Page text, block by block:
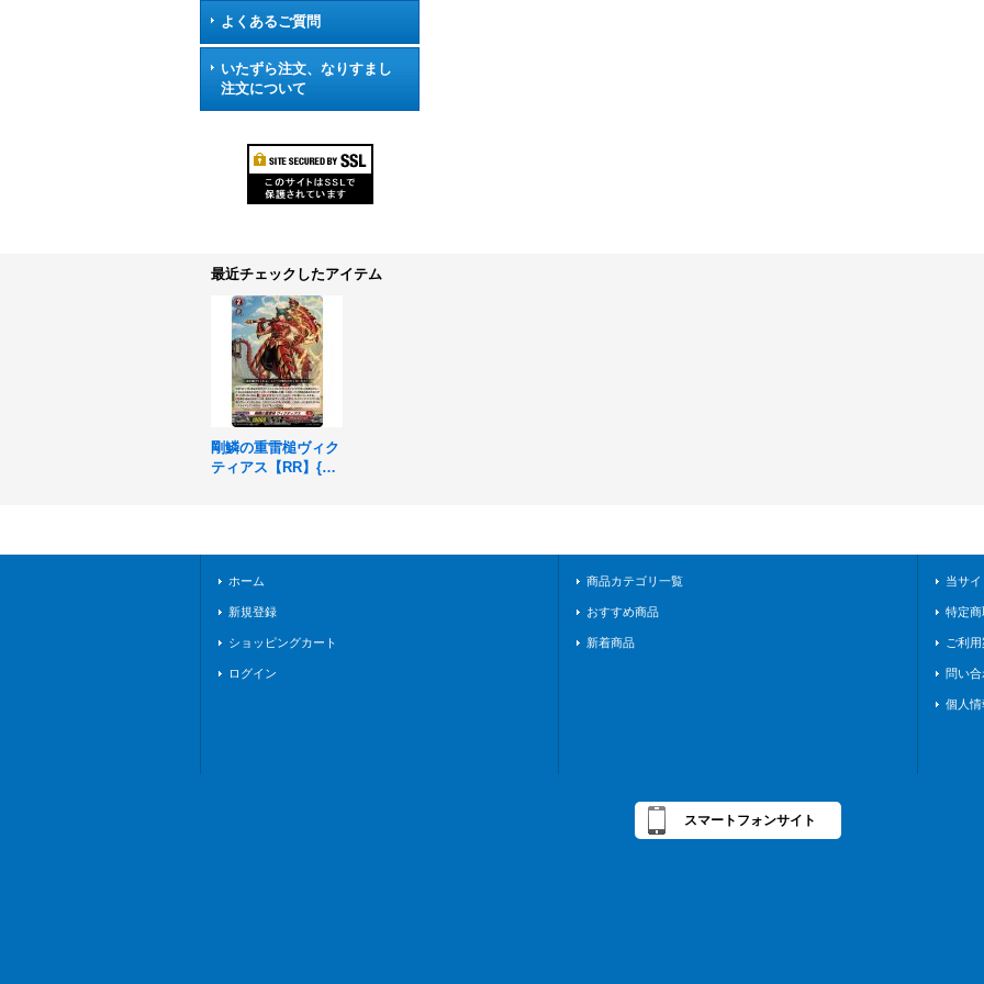
よくあるご質問
いたずら注文、なりすまし
注文について
最近チェックしたアイテム
剛鱗の重雷槌ヴィク
ティアス【RR】{DZ
ホーム
新規登録
ショッピングカート
ログイン
商品カテゴリ一覧
おすすめ商品
新着商品
当サ
特定
ご利
問い合
個人
スマートフォンサイト